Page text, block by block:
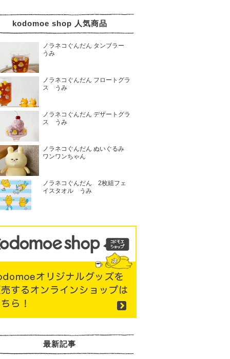
kodomoe shop 人気商品
ノラネコぐんだん タンブラー
うみ
ノラネコぐんだん フロートグラ
ス うみ
ノラネコぐんだん デザートグラ
ス うみ
ノラネコぐんだん ぬいぐるみ
ワンワンちゃん
ノラネコぐんだん 2枚組フェ
イスタオル うみ
最新記事